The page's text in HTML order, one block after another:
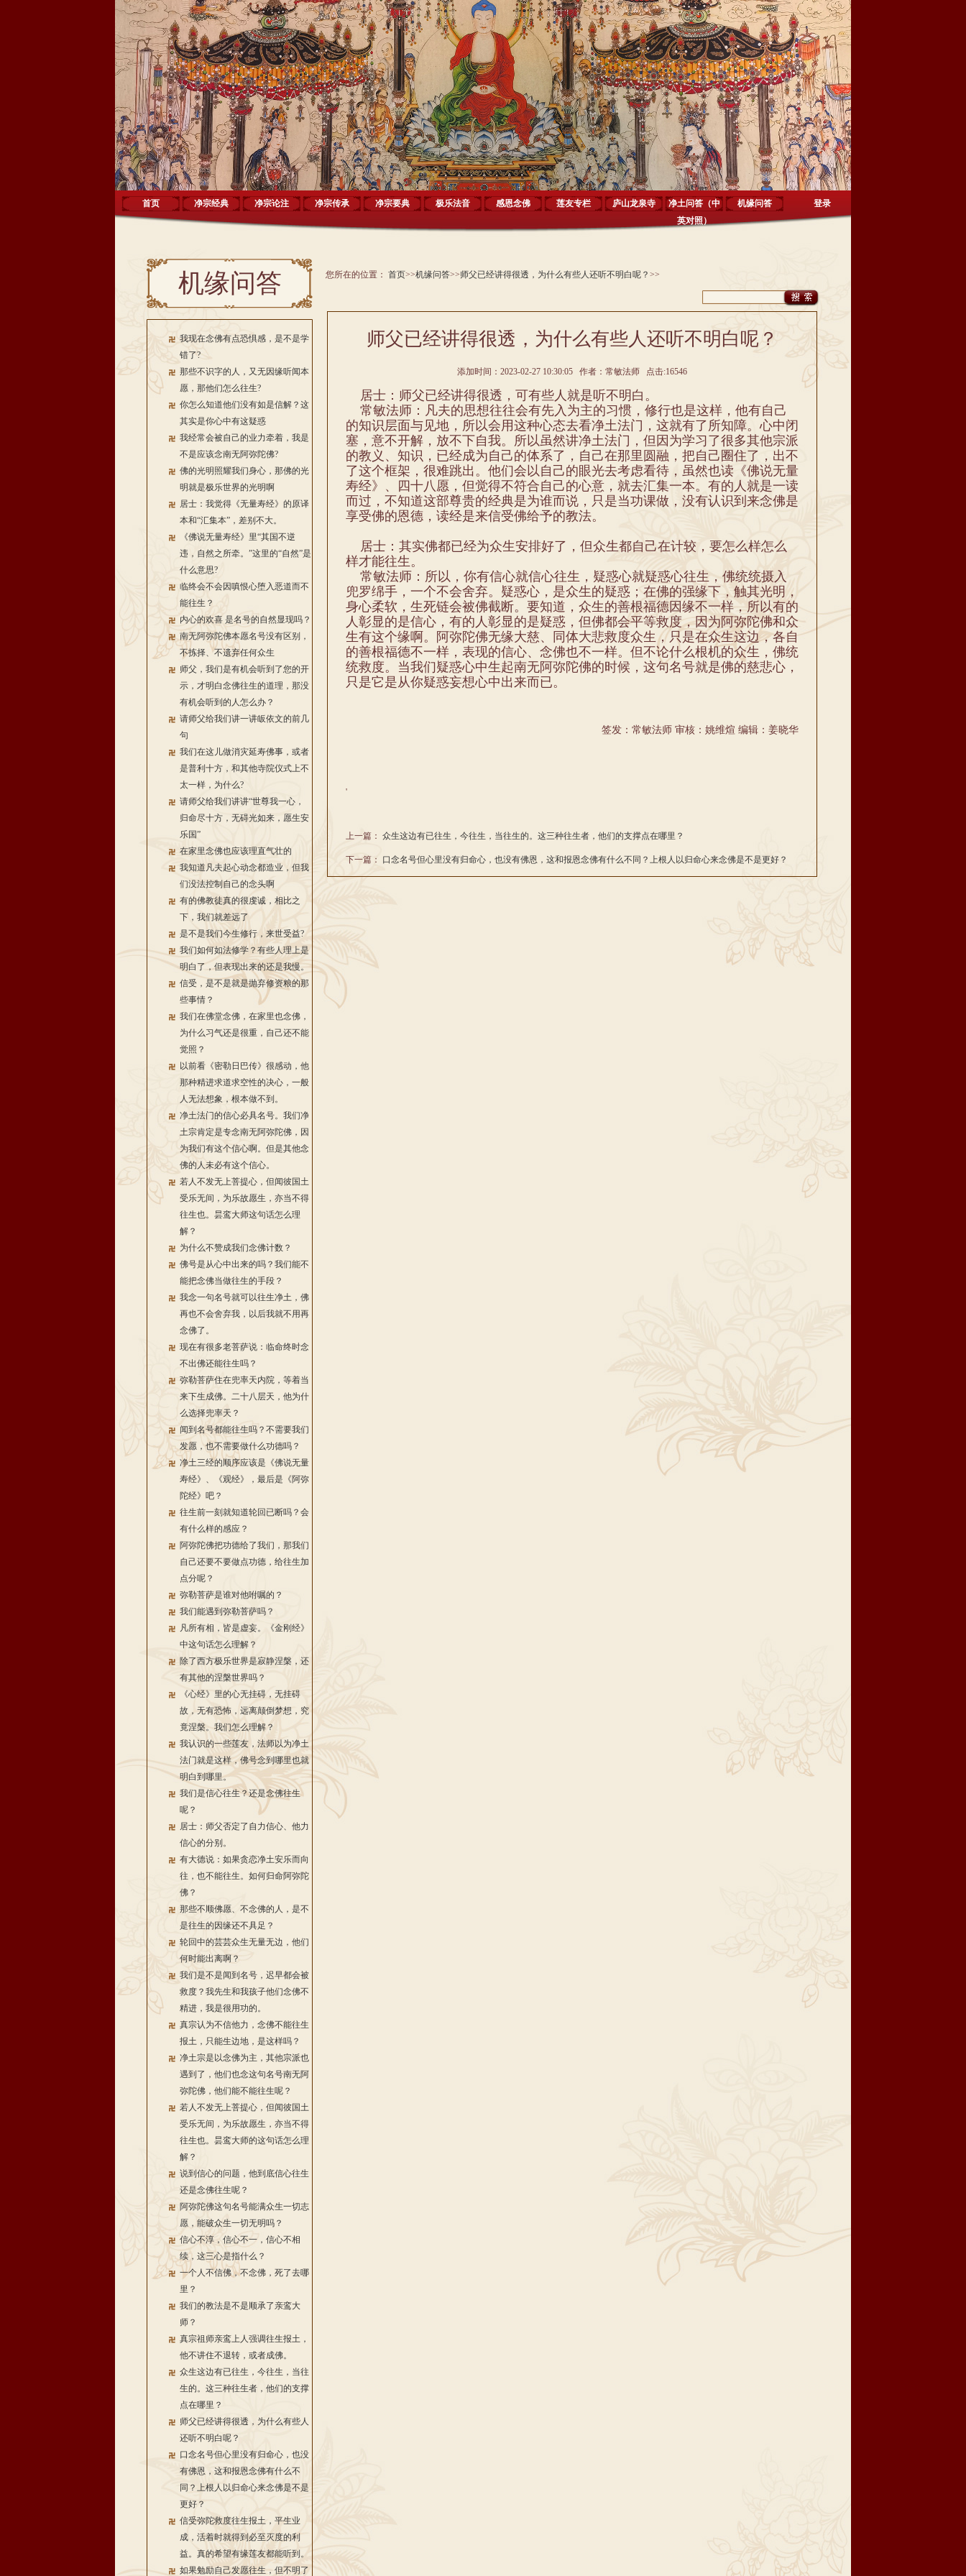
首页 净宗经典 净宗论注 净宗传承 净宗要典 极乐法音 感恩念佛 莲友专栏 庐山龙泉寺
净土问答（中
英对照）
机缘问答 登录
机缘问答
我现在念佛有点恐惧感，是不是学
错了?
那些不识字的人，又无因缘听闻本
愿，那他们怎么往生?
你怎么知道他们没有如是信解？这
其实是你心中有这疑惑
我经常会被自己的业力牵着，我是
不是应该念南无阿弥陀佛?
佛的光明照耀我们身心，那佛的光
明就是极乐世界的光明啊
居士：我觉得《无量寿经》的原译
本和“汇集本”，差别不大。
《佛说无量寿经》里“其国不逆
违，自然之所牵。”这里的“自然”是
什么意思?
临终会不会因嗔恨心堕入恶道而不
能往生？
内心的欢喜 是名号的自然显现吗？
南无阿弥陀佛本愿名号没有区别，
不拣择、不遗弃任何众生
师父，我们是有机会听到了您的开
示，才明白念佛往生的道理，那没
有机会听到的人怎么办？
请师父给我们讲一讲皈依文的前几
句
我们在这儿做消灾延寿佛事，或者
是普利十方，和其他寺院仪式上不
太一样，为什么?
请师父给我们讲讲“世尊我一心，
归命尽十方，无碍光如来，愿生安
乐国”
在家里念佛也应该理直气壮的
我知道凡夫起心动念都造业，但我
们没法控制自己的念头啊
有的佛教徒真的很虔诚，相比之
下，我们就差远了
是不是我们今生修行，来世受益?
我们如何如法修学？有些人理上是
明白了，但表现出来的还是我慢。
信受，是不是就是抛弃修资粮的那
些事情？
我们在佛堂念佛，在家里也念佛，
为什么习气还是很重，自己还不能
觉照？
以前看《密勒日巴传》很感动，他
那种精进求道求空性的决心，一般
人无法想象，根本做不到。
净土法门的信心必具名号。我们净
土宗肯定是专念南无阿弥陀佛，因
为我们有这个信心啊。但是其他念
佛的人未必有这个信心。
若人不发无上菩提心，但闻彼国土
受乐无间，为乐故愿生，亦当不得
往生也。昙鸾大师这句话怎么理
解？
为什么不赞成我们念佛计数？
佛号是从心中出来的吗？我们能不
能把念佛当做往生的手段？
我念一句名号就可以往生净土，佛
再也不会舍弃我，以后我就不用再
念佛了。
现在有很多老菩萨说：临命终时念
不出佛还能往生吗？
弥勒菩萨住在兜率天内院，等着当
来下生成佛。二十八层天，他为什
么选择兜率天？
闻到名号都能往生吗？不需要我们
发愿，也不需要做什么功德吗？
净土三经的顺序应该是《佛说无量
寿经》、《观经》，最后是《阿弥
陀经》吧？
往生前一刻就知道轮回已断吗？会
有什么样的感应？
阿弥陀佛把功德给了我们，那我们
自己还要不要做点功德，给往生加
点分呢？
弥勒菩萨是谁对他咐嘱的？
我们能遇到弥勒菩萨吗？
凡所有相，皆是虚妄。《金刚经》
中这句话怎么理解？
除了西方极乐世界是寂静涅槃，还
有其他的涅槃世界吗？
《心经》里的心无挂碍，无挂碍
故，无有恐怖，远离颠倒梦想，究
竟涅槃。我们怎么理解？
我认识的一些莲友，法师以为净土
法门就是这样，佛号念到哪里也就
明白到哪里。
我们是信心往生？还是念佛往生
呢？
居士：师父否定了自力信心、他力
信心的分别。
有大德说：如果贪恋净土安乐而向
往，也不能往生。如何归命阿弥陀
佛？
那些不顺佛愿、不念佛的人，是不
是往生的因缘还不具足？
轮回中的芸芸众生无量无边，他们
何时能出离啊？
我们是不是闻到名号，迟早都会被
救度？我先生和我孩子他们念佛不
精进，我是很用功的。
真宗认为不信他力，念佛不能往生
报土，只能生边地，是这样吗？
净土宗是以念佛为主，其他宗派也
遇到了，他们也念这句名号南无阿
弥陀佛，他们能不能往生呢？
若人不发无上菩提心，但闻彼国土
受乐无间，为乐故愿生，亦当不得
往生也。昙鸾大师的这句话怎么理
解？
说到信心的问题，他到底信心往生
还是念佛往生呢？
阿弥陀佛这句名号能满众生一切志
愿，能破众生一切无明吗？
信心不淳，信心不一，信心不相
续，这三心是指什么？
一个人不信佛，不念佛，死了去哪
里？
我们的教法是不是顺承了亲鸾大
师？
真宗祖师亲鸾上人强调往生报土，
他不讲住不退转，或者成佛。
众生这边有已往生，今往生，当往
生的。这三种往生者，他们的支撑
点在哪里？
师父已经讲得很透，为什么有些人
还听不明白呢？
口念名号但心里没有归命心，也没
有佛恩，这和报恩念佛有什么不
同？上根人以归命心来念佛是不是
更好？
信受弥陀救度往生报土，平生业
成，活着时就得到必至灭度的利
益。真的希望有缘莲友都能听到。
如果勉励自己发愿往生，但不明了
您所在的位置： 首页>>机缘问答>>师父已经讲得很透，为什么有些人还听不明白呢？ >>
师父已经讲得很透，为什么有些人还听不明白呢？
添加时间：2023-02-27 10:30:05 作者：常敏法师 点击:16546
居士：师父已经讲得很透，可有些人就是听不明白。
常敏法师：凡夫的思想往往会有先入为主的习惯，修行也是这样，他有自己
的知识层面与见地，所以会用这种心态去看净土法门，这就有了所知障。心中闭
塞，意不开解，放不下自我。所以虽然讲净土法门，但因为学习了很多其他宗派
的教义、知识，已经成为自己的体系了，自己在那里圆融，把自己圈住了，出不
了这个框架，很难跳出。他们会以自己的眼光去考虑看待，虽然也读《佛说无量
寿经》、四十八愿，但觉得不符合自己的心意，就去汇集一本。有的人就是一读
而过，不知道这部尊贵的经典是为谁而说，只是当功课做，没有认识到来念佛是
享受佛的恩德，读经是来信受佛给予的教法。
居士：其实佛都已经为众生安排好了，但众生都自己在计较，要怎么样怎么
样才能往生。
常敏法师：所以，你有信心就信心往生，疑惑心就疑惑心往生，佛统统摄入
兜罗绵手，一个不会舍弃。疑惑心，是众生的疑惑；在佛的强缘下，触其光明，
身心柔软，生死链会被佛截断。要知道，众生的善根福德因缘不一样，所以有的
人彰显的是信心，有的人彰显的是疑惑，但佛都会平等救度，因为阿弥陀佛和众
生有这个缘啊。阿弥陀佛无缘大慈、同体大悲救度众生，只是在众生这边，各自
的善根福德不一样，表现的信心、念佛也不一样。但不论什么根机的众生，佛统
统救度。当我们疑惑心中生起南无阿弥陀佛的时候，这句名号就是佛的慈悲心，
只是它是从你疑惑妄想心中出来而已。
签发：常敏法师 审核：姚维煊 编辑：姜晓华
'
上一篇： 众生这边有已往生，今往生，当往生的。这三种往生者，他们的支撑点在哪里？
下一篇： 口念名号但心里没有归命心，也没有佛恩，这和报恩念佛有什么不同？上根人以归命心来念佛是不是更好？